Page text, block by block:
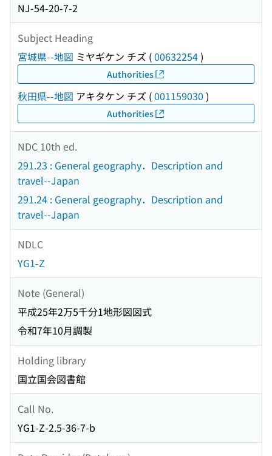
NJ-54-20-7-2
Subject Heading
宮城県--地図 ミヤギケン チズ (00632254)
Authorities
秋田県--地図 アキタケン チズ (001159030 )
Authorities
NDC 10th ed.
291.23 : General geography．Description and
travel--Japan
291.24 : General geography．Description and
travel--Japan
NDLC
YG1-Z
Note (General)
平成25年2万5千分1地形図図式
令和7年10月調製
Holding library
国立国会図書館
Call No.
YG1-Z-2.5-36-7-b